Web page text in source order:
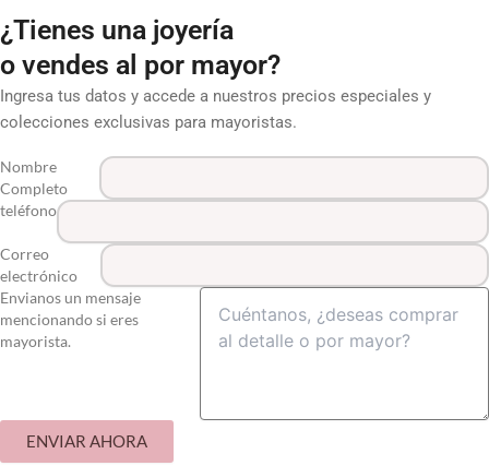
¿Tienes una joyería
o vendes al por mayor?
Ingresa tus datos y accede a nuestros precios especiales y
colecciones exclusivas para mayoristas.
Nombre
Completo
teléfono
Correo
electrónico
Envianos un mensaje
mencionando si eres
mayorista.
ENVIAR AHORA